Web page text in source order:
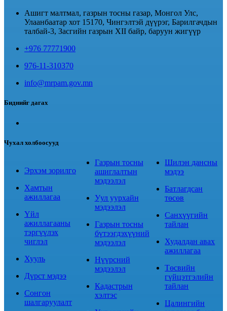
Ашигт малтмал, газрын тосны газар, Монгол Улс,
Улаанбаатар хот 15170, Чингэлтэй дүүрэг, Барилгачдын
талбай-3, Засгийн газрын XII байр, баруун жигүүр
+976 77771900
976-11-310370
info@mrpam.gov.mn
Биднийг дагах
Чухал холбоосууд
Эрхэм зорилго
Хамтын
ажиллагаа
Үйл
ажиллагааны
тэргүүлэх
чиглэл
Хууль
Дүрст мэдээ
Сонгон
шалгаруулалт
Газрын тосны
ашиглалтын
мэдээлэл
Уул уурхайн
мэдээлэл
Газрын тосны
бүтээгдэхүүний
мэдээлэл
Нүүрсний
мэдээлэл
Кадастрын
хэлтэс
Шилэн дансны
мэдээ
Батлагдсан
төсөв
Санхүүгийн
тайлан
Худалдан авах
ажиллагаа
Төсвийн
гүйцэтгэлийн
тайлан
Цалингийн